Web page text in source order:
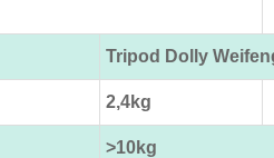
Tripod Dolly
2,4kg
>10kg